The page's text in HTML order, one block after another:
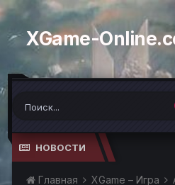
XGame-
НОВОСТИ
Главная XGame – Игра